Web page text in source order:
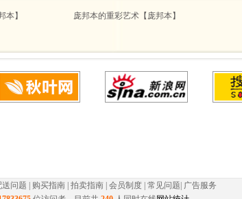
本】
庞邦本的重彩艺术【庞邦本】
送问题 购买指南 拍卖指南 会员制度 常见问题 广告服务